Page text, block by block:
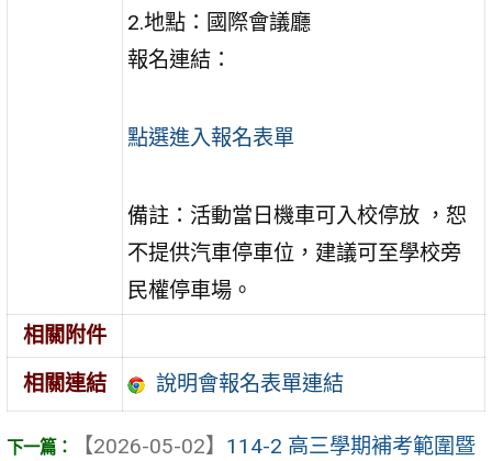
2.地點：國際會議廳
報名連結：
點選進入報名表單
備註：活動當日機車可入校停放 ，恕
不提供汽車停車位，建議可至學校旁
民權停車場。
相關附件
相關連結
說明會報名表單連結
【2026-05-02】 114-2 高三學期補考範圍暨